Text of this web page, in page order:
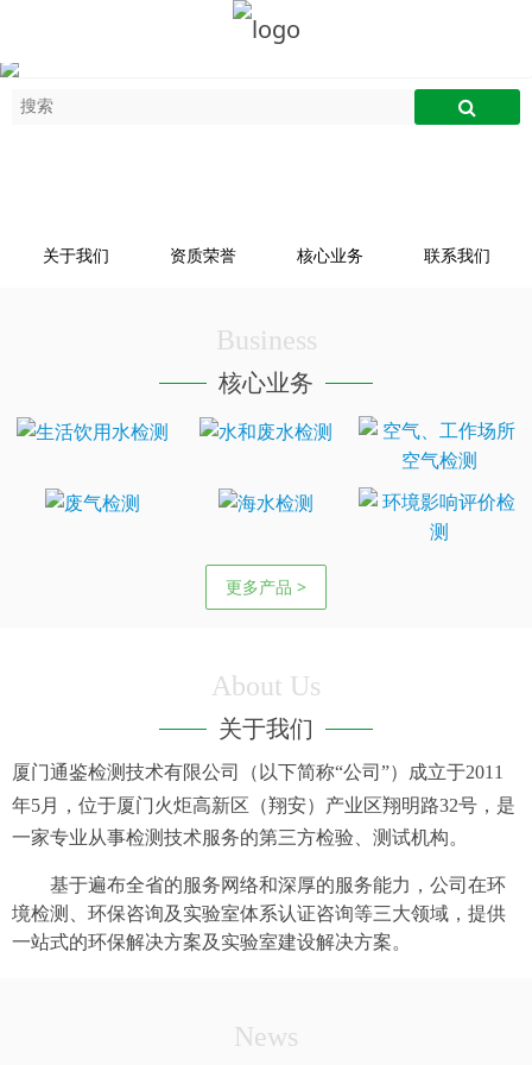
关于我们 资质荣誉 核心业务 联系我们
Business
核心业务
更多产品 >
About Us
关于我们
厦门通鉴检测技术有限公司（以下简称“公司”）成立于2011
年5月，位于厦门火炬高新区（翔安）产业区翔明路32号，是
一家专业从事检测技术服务的第三方检验、测试机构。
基于遍布全省的服务网络和深厚的服务能力，公司在环
境检测、环保咨询及实验室体系认证咨询等三大领域，提供
一站式的环保解决方案及实验室建设解决方案。
News